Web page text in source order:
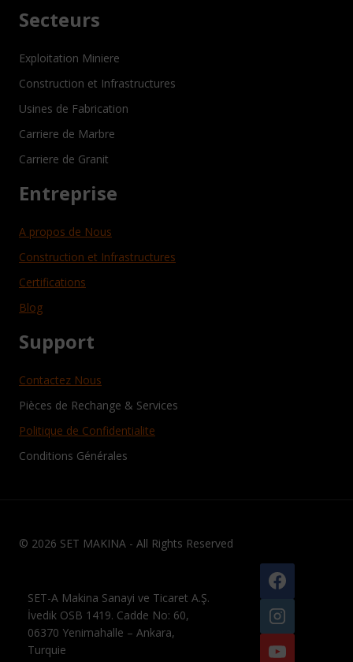
Secteurs
Exploitation Miniere
Construction et Infrastructures
Usines de Fabrication
Carriere de Marbre
Carriere de Granit
Entreprise
A propos de Nous
Construction et Infrastructures
Certifications
Blog
Support
Contactez Nous
Pièces de Rechange & Services
Politique de Confidentialite
Conditions Générales
© 2026 SET MAKINA - All Rights Reserved
SET-A Makina Sanayi ve Ticaret A.Ş.
İvedik OSB 1419. Cadde No: 60,
06370 Yenimahalle – Ankara,
Turquie